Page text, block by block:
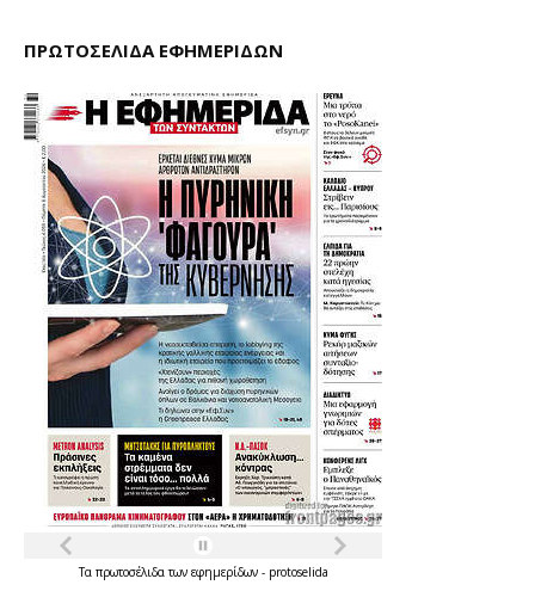
ΠΡΩΤΟΣΕΛΙΔΑ ΕΦΗΜΕΡΙΔΩΝ
Τα πρωτοσέλιδατων εφημερίδων - protoselida